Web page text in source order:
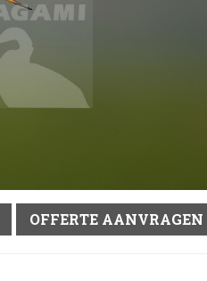
OFFERTE AANVRAGEN